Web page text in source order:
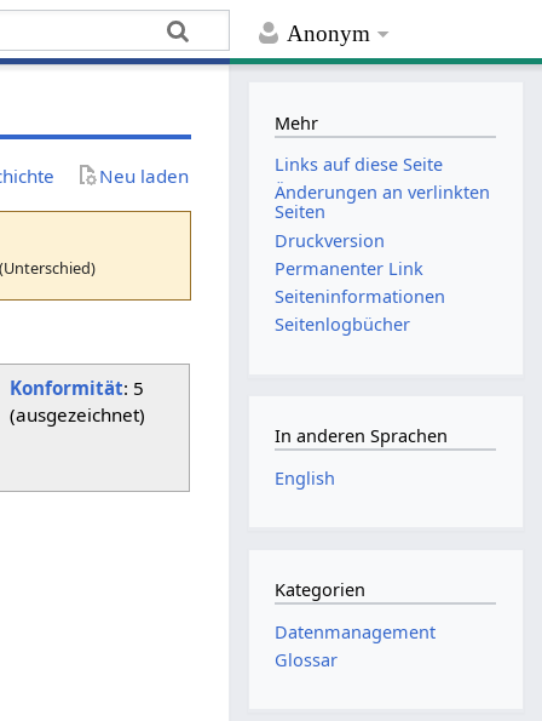
Anonym
Neu laden
Konformität: 5
(ausgezeichnet)
Mehr
Links auf diese Seite
Änderungen an verlinkten
Seiten
Druckversion
Permanenter Link
Seiten­­informationen
Seitenlogbücher
In anderen Sprachen
English
Kategorien
Datenmanagement
Glossar